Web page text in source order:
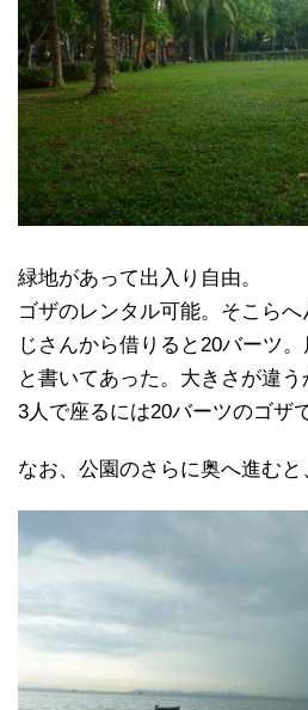
緑地があって出入り自由。
ゴザのレンタル可能。そこら
じさんから借りると20バーツ
と書いてあった。大きさが違う
3人で座るには20バーツのゴザ
なお、公園のさらに奥へ進むと